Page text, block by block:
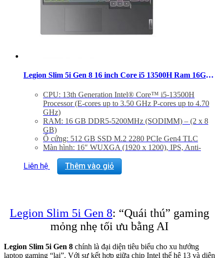
Legion Slim 5i Gen 8 16 inch Core i5 13500H Ram 16GB SSD 512GB RTX 4050 Windows 11
CPU: 13th Generation Intel® Core™ i5-13500H
Processor (E-cores up to 3.50 GHz P-cores up to 4.70
GHz)
RAM: 16 GB DDR5-5200MHz (SODIMM) – (2 x 8
GB)
Ổ cứng: 512 GB SSD M.2 2280 PCIe Gen4 TLC
Màn hình: 16″ WUXGA (1920 x 1200), IPS, Anti-
Narrow Bezel
Graphic Card: NVIDIA® GeForce RTX™ 4050
Liên hệ Thêm vào giỏ
Legion Slim 5i Gen 8: “Quái thú” gaming
mỏng nhẹ tối ưu bằng AI
Legion Slim 5i Gen 8 chính là đại diện tiêu biểu cho xu hướng
laptop gaming “lai”. Với sự kết hợp giữa chip Intel thế hệ 13 và diện